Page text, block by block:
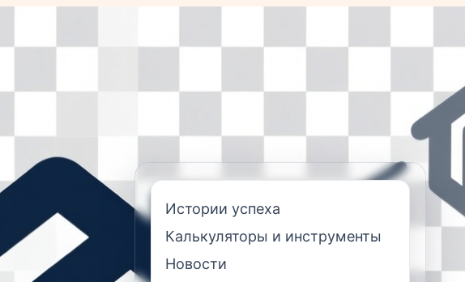
Истории успеха
Калькуляторы и инструменты
Новости